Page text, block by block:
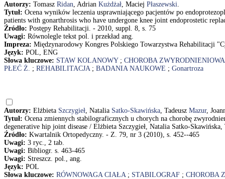
Autorzy: Tomasz Ridan, Adrian Kużdżał, Maciej Płaszewski.
Tytuł: Ocena wyników leczenia usprawniającego pacjentów po
patients with gonarthrosis who have undergone knee joint endoprostetic
Źródło: Postępy Rehabilitacji. - 2010, suppl. 8, s. 75
Uwagi: Równolegle tekst pol. i przekład ang.
Impreza: Międzynarodowy Kongres Polskiego Towarzystwa Rehabilitacji
Język: POL, ENG
Słowa kluczowe: STAW KOLANOWY; CHOROBA
PŁEĆ Ż. ; REHABILITACJA; BADANIA NAUKOWE ; Gonartroza
Autorzy: Elżbieta Szczygieł, Natalia Satko-Skawińska, Tadeusz Mazur,
Tytuł: Ocena zmiennych stabilograficznych u chorych na chorobę
degenerative hip joint disease / Elżbieta Szczygieł, Natalia Satko-
Źródło: Kwartalnik Ortopedyczny. - Z. 79, nr 3 (2010), s. 452--465
Uwagi: 3 ryc., 2 tab.
Uwagi: Bibliogr. s. 463-465
Uwagi: Streszcz. pol., ang.
Język: POL
Słowa kluczowe: RÓWNOWAGA CIAŁA; STABILOGRAF ; CHOROBA